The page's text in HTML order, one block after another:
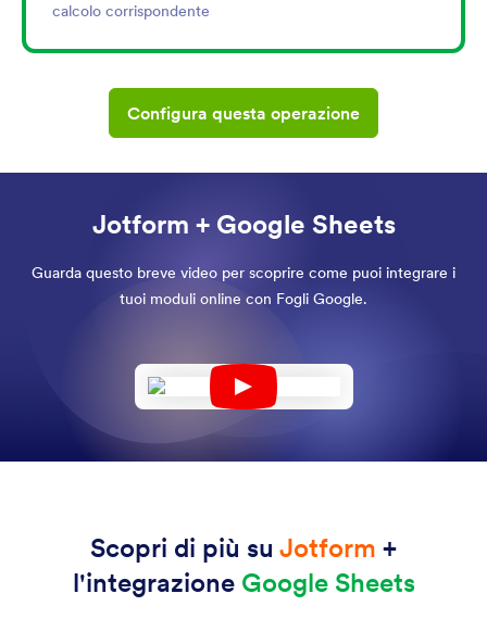
calcolo corrispondente
Configura questa operazione
Jotform + Google Sheets
Guarda questo breve video per scoprire come puoi integrare i
tuoi moduli online con Fogli Google.
Scopri di più su Jotform +
l'integrazione Google Sheets